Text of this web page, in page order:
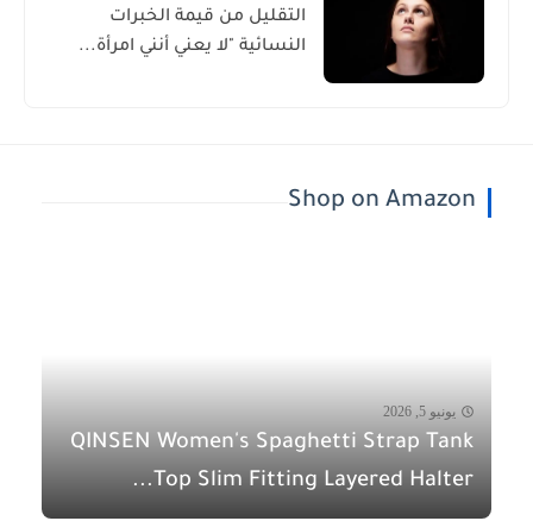
التقليل من قيمة الخبرات
النسائية "لا يعني أنني امرأة...
Shop on Amazon
يونيو 5, 2026
QINSEN Women's Spaghetti Strap Tank
Top Slim Fitting Layered Halter...